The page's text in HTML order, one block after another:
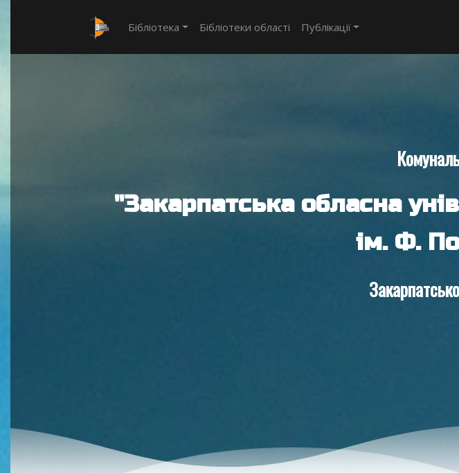
Бібліотека Бібліотеки області Публікації
"Закарпатська обласна
ім. Ф.